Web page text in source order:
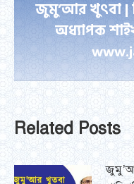
জুমু’আর খুৎবা |
অধ্যাপক
Related Posts